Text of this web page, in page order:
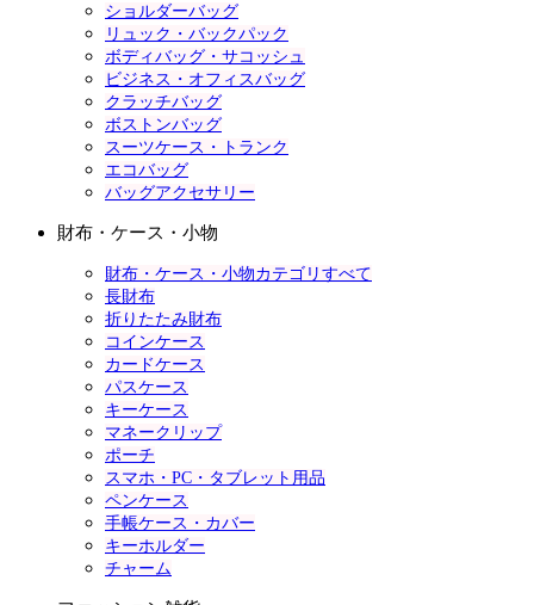
ショルダーバッグ
リュック・バックパック
ボディバッグ・サコッシュ
ビジネス・オフィスバッグ
クラッチバッグ
ボストンバッグ
スーツケース・トランク
エコバッグ
バッグアクセサリー
財布・ケース・小物
財布・ケース・小物カテゴリすべて
長財布
折りたたみ財布
コインケース
カードケース
パスケース
キーケース
マネークリップ
ポーチ
スマホ・PC・タブレット用品
ペンケース
手帳ケース・カバー
キーホルダー
チャーム